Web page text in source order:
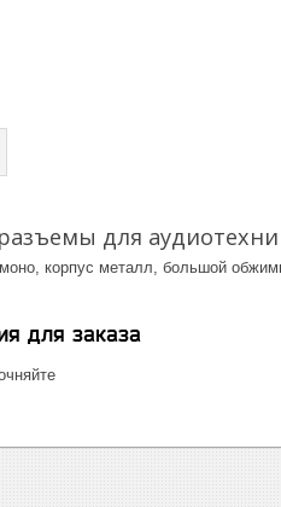
для
корпус металл, большой
для заказа